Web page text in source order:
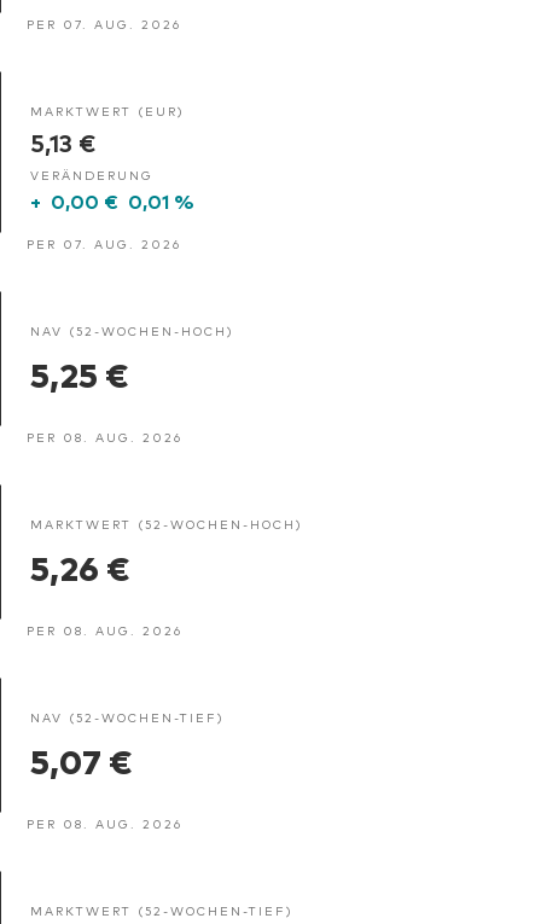
PER 07. AUG. 2026
MARKTWERT (EUR)
5,13 €
VERÄNDERUNG
+ 0,00 € 0,01 %
PER 07. AUG. 2026
NAV (52-WOCHEN-HOCH)
5,25 €
PER 08. AUG. 2026
MARKTWERT (52-WOCHEN-HOCH)
5,26 €
PER 08. AUG. 2026
NAV (52-WOCHEN-TIEF)
5,07 €
PER 08. AUG. 2026
MARKTWERT (52-WOCHEN-TIEF)